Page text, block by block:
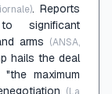
. Reports
significant
arms (ANSA,
hails the deal
maximum
(La